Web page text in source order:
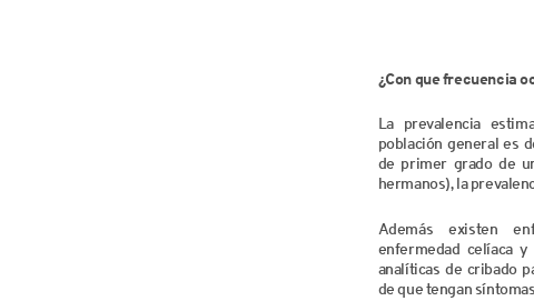
¿Con que frecuencia
La prevalencia
población general es
de primer grado de
hermanos), la
Además existen
enfermedad celíaca
analíticas de cribado
de que tengan